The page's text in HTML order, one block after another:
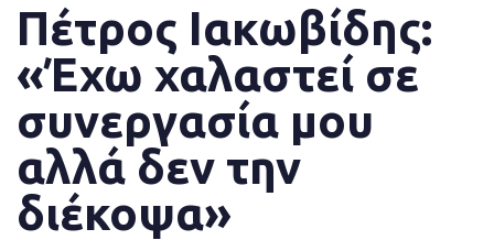
Πέτρος Ιακωβίδης:
«Έχω χαλαστεί σε
συνεργασία μου
αλλά δεν την
διέκοψα»